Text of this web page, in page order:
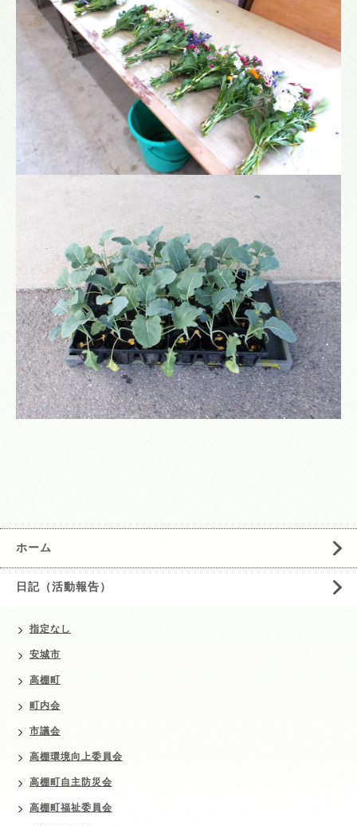
ホーム
日記（活動報告）
指定なし
安城市
高棚町
町内会
市議会
高棚環境向上委員会
高棚町自主防災会
高棚町福祉委員会